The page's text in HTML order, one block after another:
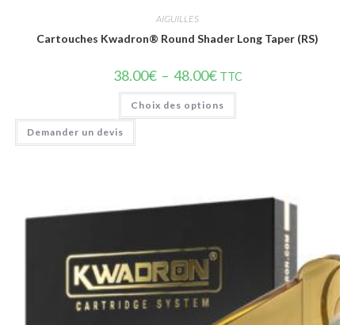
AIGUILLES
Cartouches Kwadron® Round Shader Long Taper (RS)
38.00€ – 48.00€ TTC
Choix des options
Demander un devis